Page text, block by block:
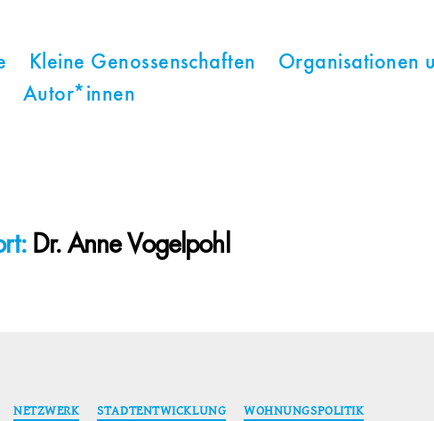
Kleine Genossenschaften
Organisationen
Autor*innen
Dr. Anne Vogelpohl
Kategorien
NETZWERK STADTENTWICKLUNG WOHNUNGSPOLITIK